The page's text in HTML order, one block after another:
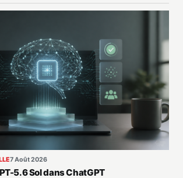
7 Août 2026
5.6 Sol dans ChatGPT